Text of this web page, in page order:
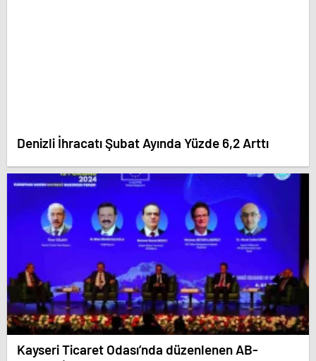
Denizli İhracatı Şubat Ayında Yüzde 6,2 Arttı
Kayseri Ticaret Odası’nda düzenlenen AB-